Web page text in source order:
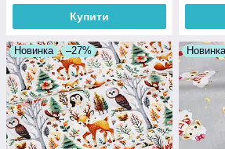
Купити
Новинка –27% Новинка